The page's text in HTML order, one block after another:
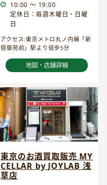
10:00 ～ 19:00
定休日：毎週木曜日・日曜
日
アクセス:東京メトロ丸ノ内線「新
宿御苑前」駅より徒歩5分
地図・店舗詳細
東京のお酒買取販売 MY
CELLAR by JOYLAB 浅
草店